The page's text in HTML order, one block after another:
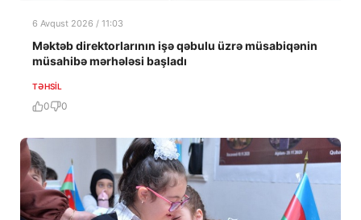
6 Avqust 2026 / 11:03
Məktəb direktorlarının işə qəbulu üzrə müsabiqənin
müsahibə mərhələsi başladı
TƏHSIL
0 0